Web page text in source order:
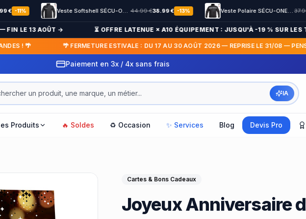
% Veste Softshell SÉCU-ONE flap Sécurité Privée noir 44.99 €38.99€ -13% Veste Polaire SÉCU-ONE HV-TAPE Sécurité Privée noir37.99€
LE 13 AOÛT → ⏳ OFFRE LATENUE × A10 ÉQUIPEMENT : JUSQU'À -19 % SUR LES
! 🌴 🌴 FERMETURE ESTIVALE : DU 17 AU 30 AOÛT 2026 — REPRISE LE 31/08 —
Paiement en 3x / 4x sans frais
IA
Produits 🔥 Soldes ♻️ Occasion ✨ Services Blog Devis Pro
Cartes & Bons Cadeaux
Joyeux Anniversaire